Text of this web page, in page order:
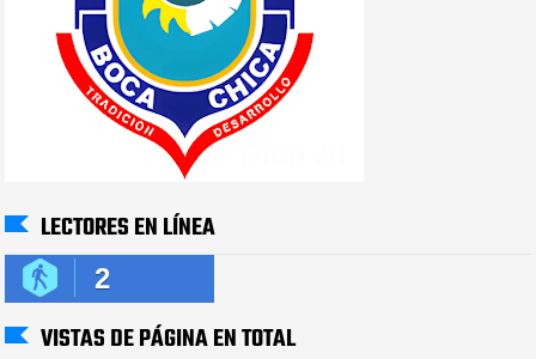
LECTORES EN LÍNEA
2
VISTAS DE PÁGINA EN TOTAL